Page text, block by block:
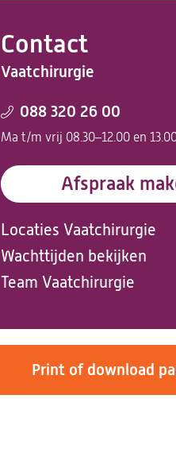
Contact
Vaatchirurgie
088 320 26 00
Ma t/m vrij 08.30–12.00 en
Afspraak
Locaties Vaatchirurgie
Wachttijden bekijken
Team Vaatchirurgie
Print of download